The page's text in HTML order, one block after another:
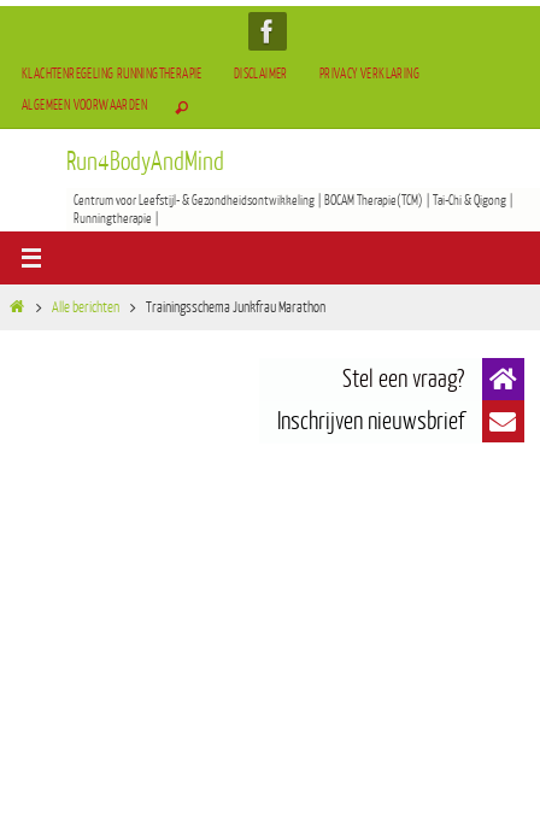
KLACHTENREGELING RUNNINGTHERAPIE DISCLAIMER
PRIVACY VERKLARING
ALGEMEEN VOORWAARDEN
Run4BodyAndMind
Centrum voor Leefstijl- & Gezondheidsontwikkeling | BOCAM Therapie(TCM) | Tai-Chi & Qigong |
Runningtherapie |
Alle berichten Trainingsschema Junkfrau Marathon